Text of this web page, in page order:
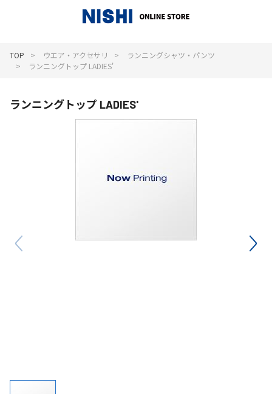
TOP ウエア・アクセサリ
ランニングシャツ・パンツ
ランニングトップ LADIES'
ランニングトップ LADIES'